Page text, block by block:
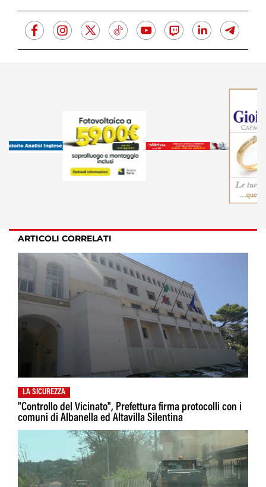
ARTICOLI CORRELATI
LA SICUREZZA
"Controllo del Vicinato", Prefettura firma protocolli con i
comuni di Albanella ed Altavilla Silentina